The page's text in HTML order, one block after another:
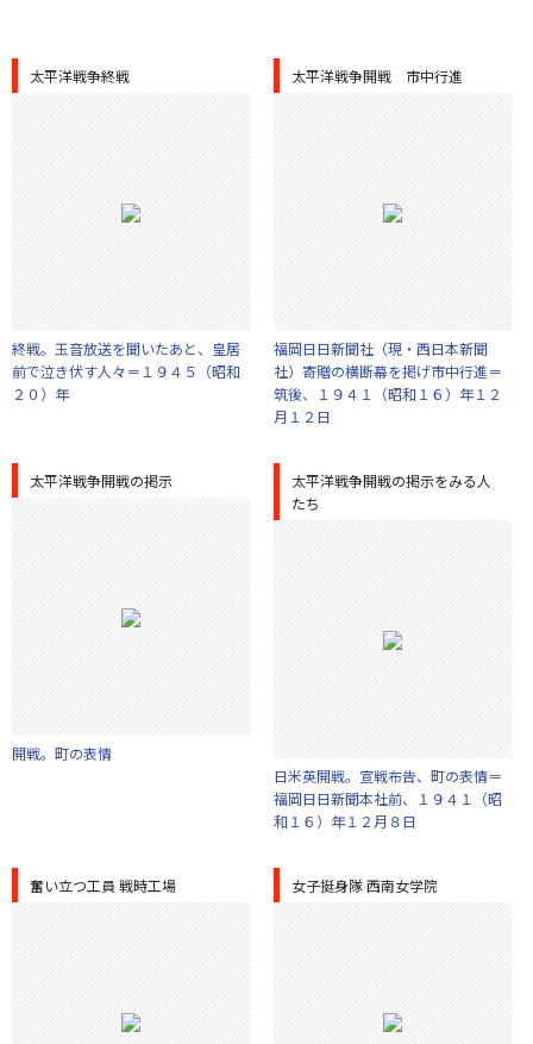
太平洋戦争終戦
終戦。玉音放送を聞いたあと、皇居
前で泣き伏す人々＝１９４５（昭和
２０）年
太平洋戦争開戦 市中行進
福岡日日新聞社（現・西日本新聞
社）寄贈の横断幕を掲げ市中行進＝
筑後、１９４１（昭和１６）年１２
月１２日
太平洋戦争開戦の掲示
開戦。町の表情
太平洋戦争開戦の掲示をみる人
たち
日米英開戦。宣戦布告、町の表情＝
福岡日日新聞本社前、１９４１（昭
和１６）年１２月８日
奮い立つ工員 戦時工場 女子挺身隊 西南女学院